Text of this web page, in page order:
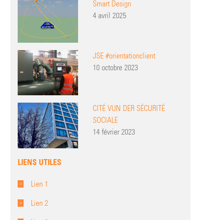
Smart Design
4 avril 2025
JSE #orientationclient
10 octobre 2023
CITÉ VUN DER SÉCURITÉ
SOCIALE
14 février 2023
LIENS UTILES
Lien 1
Lien 2